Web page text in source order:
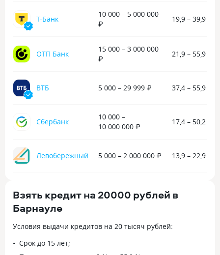
досрочно кредит и погасил. Спасибо,
Яндекс.
Я доволен тем,
Т-Банк
10 000 – 5 000 000
₽
19,9 – 39,9 %
ОТП Банк
15 000 – 3 000 000
₽
21,9 – 55,9 %
ВТБ 5 000 – 29 999 ₽ 37,4 – 55,9 %
Сбербанк
10 000 –
10 000 000 ₽
17,4 – 50,2 %
Левобережный 5 000 – 2 000 000 ₽ 13,9 – 22,9 %
Взять кредит на 20000 рублей в
Барнауле
Условия выдачи кредитов на 20 тысяч рублей:
Срок до 15 лет;